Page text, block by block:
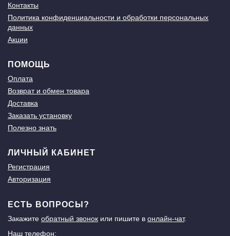
Контакты
Политика конфиденциальности и обработки персональных
данных
Акции
ПОМОЩЬ
Оплата
Возврат и обмен товара
Доставка
Заказать установку
Полезно знать
ЛИЧНЫЙ КАБИНЕТ
Регистрация
Авторизация
ЕСТЬ ВОПРОСЫ?
Закажите обратный звонок или пишите в онлайн-чат.
Наш телефон: